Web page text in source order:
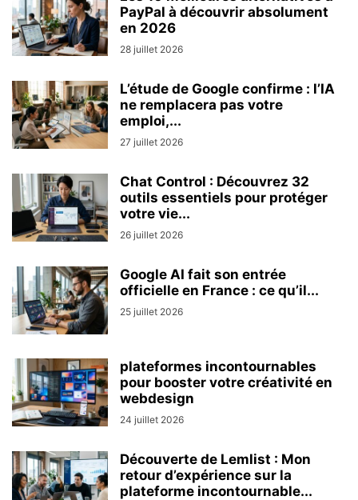
PayPal à découvrir absolument
en 2026
28 juillet 2026
L’étude de Google confirme : l’IA
ne remplacera pas votre
emploi,...
27 juillet 2026
Chat Control : Découvrez 32
outils essentiels pour protéger
votre vie...
26 juillet 2026
Google AI fait son entrée
officielle en France : ce qu’il...
25 juillet 2026
plateformes incontournables
pour booster votre créativité en
webdesign
24 juillet 2026
Découverte de Lemlist : Mon
retour d’expérience sur la
plateforme incontournable...